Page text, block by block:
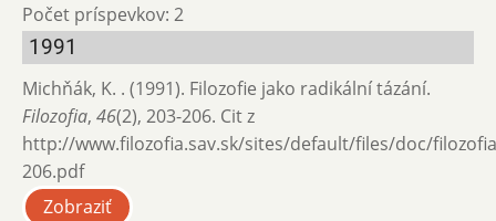
Počet príspevkov: 2
1991
Michňák, K. . (1991). Filozofie jako radikální tázání.
Filozofia, 46(2), 203-206. Cit z
http://www.filozofia.sav.sk/sites/default/files/doc/
206.pdf
Zobraziť